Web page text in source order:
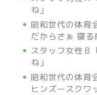
ね」
昭和世代の体育
だからさぁ 寝る
スタッフ女性Ｂ
ね」
昭和世代の体育
ヒンズースクワ